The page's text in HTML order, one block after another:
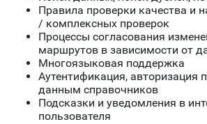
Правила проверки качества и
/ комплексных проверок
Процессы согласования
маршрутов в зависимости от
Многоязыковая поддержка
Аутентификация, авторизация
данным справочников
Подсказки и уведомления в
пользователя